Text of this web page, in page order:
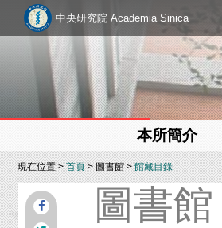
中央研究院 Academia Sinica
本所簡介
現在位置 >首頁> 圖書館 >館藏目錄
圖書館